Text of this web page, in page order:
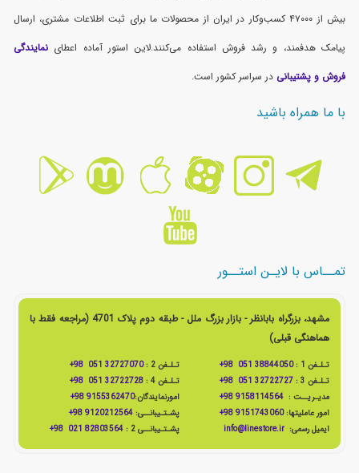
بیش از ۴۷۰۰۰ کسب‌وکار در ایران از محصولات ما برای ثبت اطلاعات مشتری، ارسال
پیامک هدفمند، و رشد فروش استفاده می‌کنند.لاین استور آماده اعطای نمایندگی
فروش و پشتیبانی در سراسر کشور است.
با ما همراه باشید
تمــاس با لایـن استــور
مشهد، بزرگراه بابانظر - بازار بزرگ ملل - طبقه دوم پلاک 4701 (مراجعه فقط با
هماهنگی قبلی)
تـلـفن 1 : 38844050 051 98+ تـلـفن 2 :
32727070 051 98+
تـلـفن 3 :
32722727 051 98+ تـلـفن 4 :
32722728 051 98+
مدیـریــت :9158114564 98+ امورنمایندگان:9155362470 98+
امور عاملیتها:9151743060 98+ پشـتـیبانــی: 9120212564 98+
ایمیل رسمی: info@linestore.ir پشـتـیبانــی 2 : 82803564 021 98+